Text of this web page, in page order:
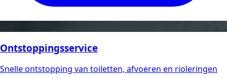
Ontstoppingsservice
Snelle ontstopping van toiletten, afvoeren en rioleringen